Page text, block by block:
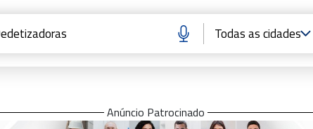
Anúncio Patrocinado